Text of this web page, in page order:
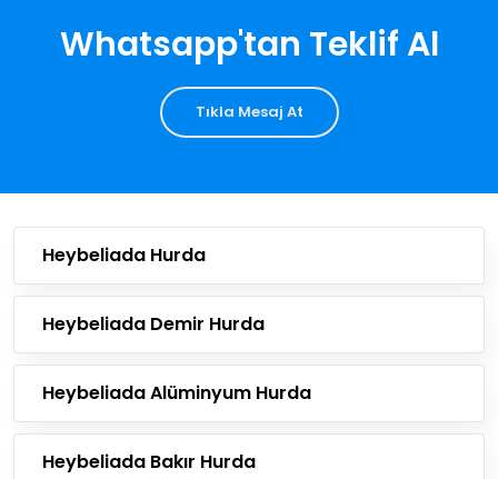
Whatsapp'tan Teklif Al
Tıkla Mesaj At
Heybeliada Hurda
Heybeliada Demir Hurda
Heybeliada Alüminyum Hurda
Heybeliada Bakır Hurda